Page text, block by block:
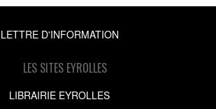
LETTRE D'INFORMATION
LES SITES EYROLLES
LIBRAIRIE EYROLLES